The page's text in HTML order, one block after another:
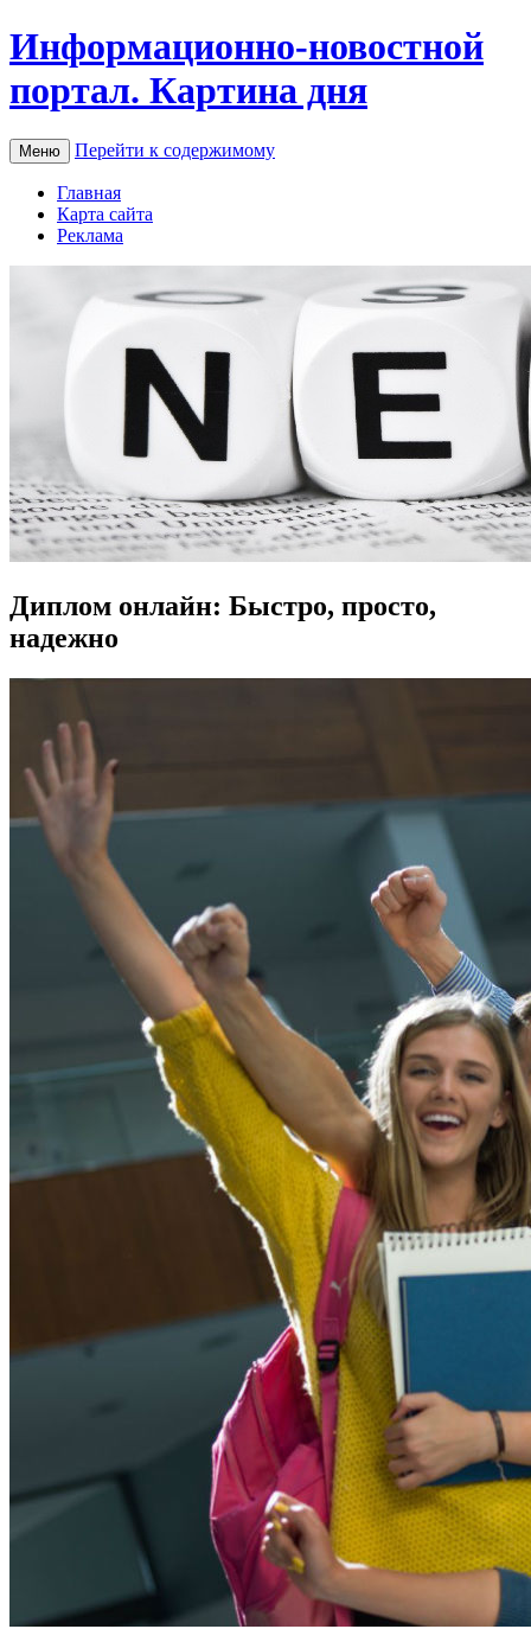
Информационно-новостной
портал. Картина дня
Меню Перейти к содержимому
Главная
Карта сайта
Реклама
Диплом онлайн: Быстро, просто,
надежно